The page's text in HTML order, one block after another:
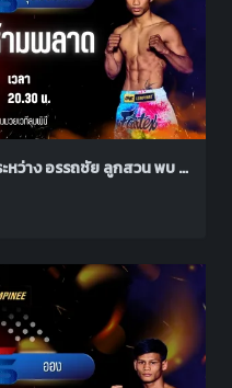
วิเคราะห์มวยศึก ONE ลุมพินี 165 ระหว่าง อรรถชัย ลูกสวน พบ ซุปเปอร์แชมป์ วูดดี้ชลบุรีพระลิสซิ่ง